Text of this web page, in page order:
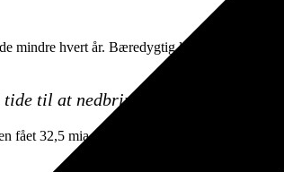
mindre hvert år. Bæredygtig luftfart opnår vi
til at nedbringe CO2
fået 32,5 mia. euro i støtte, skriver